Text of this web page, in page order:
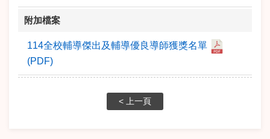
附加檔案
114全校輔導傑出及輔導優良導師獲獎名單
(PDF)
< 上一頁